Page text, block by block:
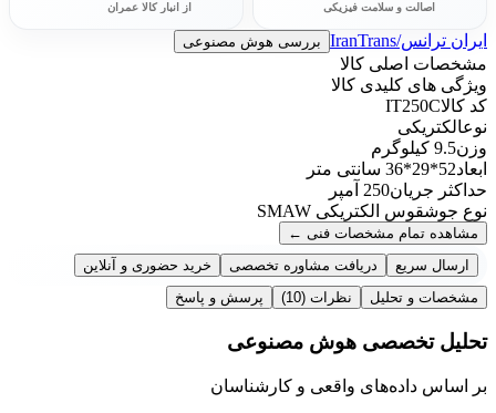
اصالت و سلامت فیزیکی از انبار کالا عمران
ایران ترانس/IranTrans بررسی هوش مصنوعی
مشخصات اصلی کالا
ویژگی های کلیدی کالا
کد کالاIT250C
نوعالکتریکی
وزن9.5 کیلوگرم
ابعاد52*29*36 سانتی متر
حداکثر جریان250 آمپر
نوع جوشقوس الکتریکی SMAW
مشاهده تمام مشخصات فنی ←
ارسال سریع
دریافت مشاوره تخصصی
خرید حضوری و آنلاین
مشخصات و تحلیل
نظرات (10) پرسش و پاسخ
تحلیل تخصصی هوش مصنوعی
بر اساس داده‌های واقعی و کارشناسان